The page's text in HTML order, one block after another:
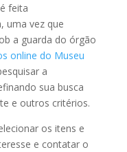
feita
uma vez que
a guarda do órgão
online do Museu
a
sua busca
e outros critérios.
os itens e
e contatar o